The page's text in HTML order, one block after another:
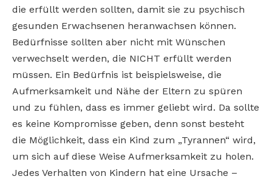
die erfüllt werden sollten, damit sie zu psychisch
gesunden Erwachsenen heranwachsen können.
Bedürfnisse sollten aber nicht mit Wünschen
verwechselt werden, die NICHT erfüllt werden
müssen. Ein Bedürfnis ist beispielsweise, die
Aufmerksamkeit und Nähe der Eltern zu spüren
und zu fühlen, dass es immer geliebt wird. Da sollte
es keine Kompromisse geben, denn sonst besteht
die Möglichkeit, dass ein Kind zum „Tyrannen“ wird,
um sich auf diese Weise Aufmerksamkeit zu holen.
Jedes Verhalten von Kindern hat eine Ursache –